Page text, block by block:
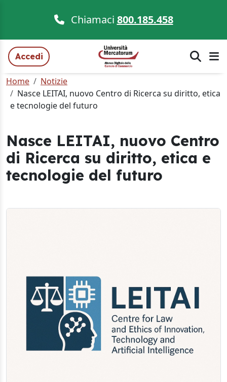
Chiamaci 800.185.458
Accedi
Home
Notizie
Nasce LEITAI, nuovo Centro di Ricerca su diritto, etica
e tecnologie del futuro
Nasce LEITAI, nuovo Centro
di Ricerca su diritto, etica e
tecnologie del futuro